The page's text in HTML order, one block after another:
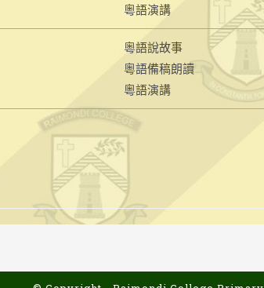
粵語演講
粵語說故事
粵語備稿朗讀
粵語演講